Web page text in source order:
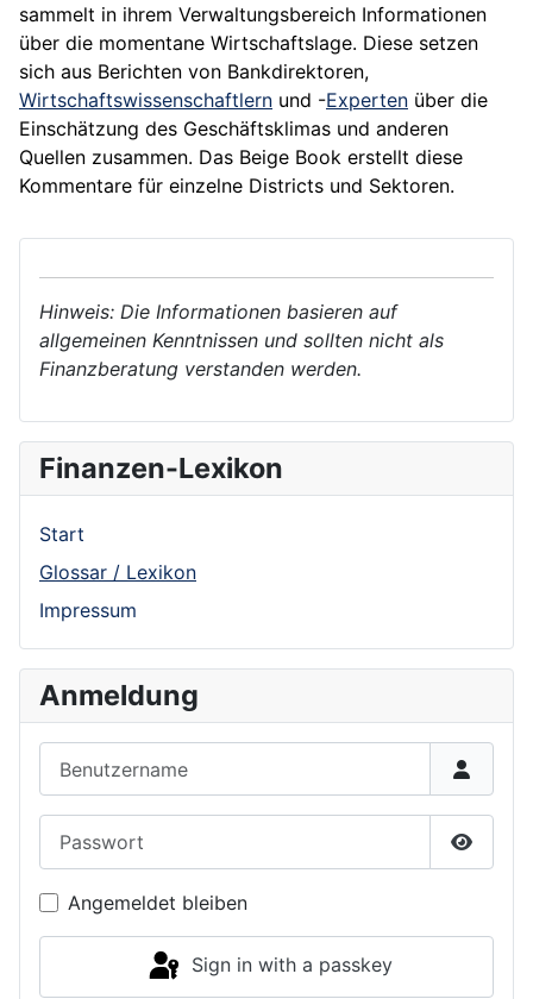
sammelt in ihrem Verwaltungsbereich Informationen
über die momentane Wirtschaftslage. Diese setzen
sich aus Berichten von Bankdirektoren,
Wirtschaftswissenschaftlern und -Experten über die
Einschätzung des Geschäftsklimas und anderen
Quellen zusammen. Das Beige Book erstellt diese
Kommentare für einzelne Districts und Sektoren.
Hinweis: Die Informationen basieren auf
allgemeinen Kenntnissen und sollten nicht als
Finanzberatung verstanden werden.
Finanzen-Lexikon
Start
Glossar / Lexikon
Impressum
Anmeldung
Show
Angemeldet bleiben
Sign in with a passkey